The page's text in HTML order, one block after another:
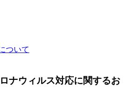
ナウィルス対応に関するお